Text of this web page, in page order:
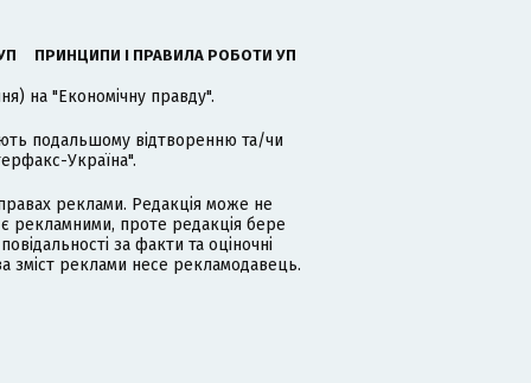
ПРИНЦИПИ І ПРАВИЛА РОБОТИ УП
на "Економічну правду".
подальшому відтворенню та/чи
Україна".
реклами. Редакція може не
рекламними, проте редакція бере
за факти та оціночні
зміст реклами несе рекламодавець.